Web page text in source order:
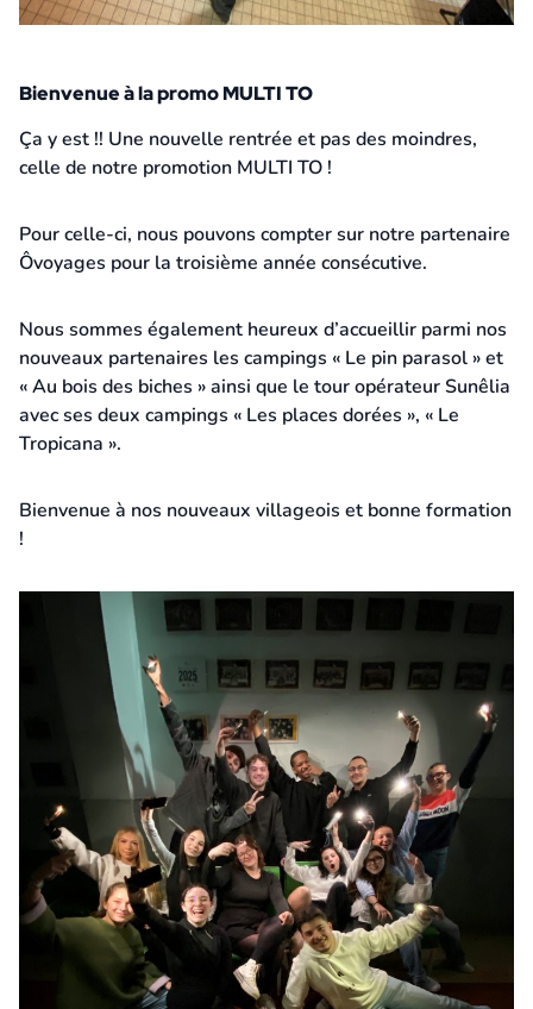
Bienvenue à la promo MULTI TO
Ça y est !! Une nouvelle rentrée et pas des moindres,
celle de notre promotion MULTI TO !
Pour celle-ci, nous pouvons compter sur notre partenaire
Ôvoyages pour la troisième année consécutive.
Nous sommes également heureux d’accueillir parmi nos
nouveaux partenaires les campings « Le pin parasol » et
« Au bois des biches » ainsi que le tour opérateur Sunêlia
avec ses deux campings « Les places dorées », « Le
Tropicana ».
Bienvenue à nos nouveaux villageois et bonne formation
!